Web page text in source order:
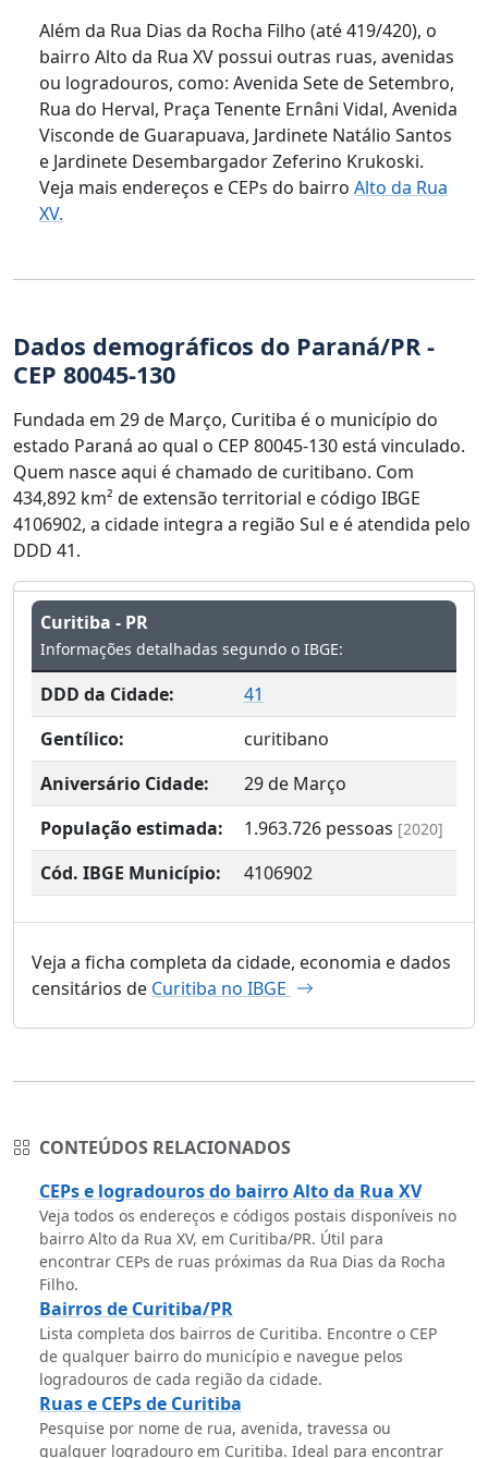
Além da Rua Dias da Rocha Filho (até 419/420), o
bairro Alto da Rua XV possui outras ruas, avenidas
ou logradouros, como: Avenida Sete de Setembro,
Rua do Herval, Praça Tenente Ernâni Vidal, Avenida
Visconde de Guarapuava, Jardinete Natálio Santos
e Jardinete Desembargador Zeferino Krukoski.
Veja mais endereços e CEPs do bairro Alto da Rua
XV.
Dados demográficos do Paraná/PR -
CEP 80045-130
Fundada em 29 de Março, Curitiba é o município do
estado Paraná ao qual o CEP 80045-130 está vinculado.
Quem nasce aqui é chamado de curitibano. Com
434,892 km² de extensão territorial e código IBGE
4106902, a cidade integra a região Sul e é atendida pelo
DDD 41.
Curitiba - PR
Informações detalhadas segundo o IBGE:
DDD da Cidade:
41
Gentílico:
curitibano
Aniversário Cidade:
29 de Março
População estimada:
1.963.726 pessoas [2020]
Cód. IBGE Município: 4106902
Veja a ficha completa da cidade, economia e dados
censitários de Curitiba no IBGE
CONTEÚDOS RELACIONADOS
CEPs e logradouros do bairro Alto da Rua XV
Veja todos os endereços e códigos postais disponíveis no
bairro Alto da Rua XV, em Curitiba/PR. Útil para
encontrar CEPs de ruas próximas da Rua Dias da Rocha
Filho.
Bairros de Curitiba/PR
Lista completa dos bairros de Curitiba. Encontre o CEP
de qualquer bairro do município e navegue pelos
logradouros de cada região da cidade.
Ruas e CEPs de Curitiba
Pesquise por nome de rua, avenida, travessa ou
qualquer logradouro em Curitiba. Ideal para encontrar